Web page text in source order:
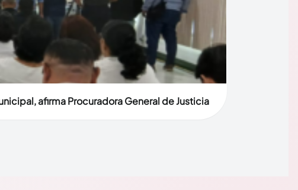
afirma Procuradora General de Justicia